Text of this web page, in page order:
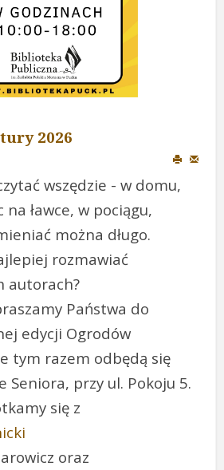
2026
wszędzie - w domu,
ławce, w pociągu,
można długo.
rozmawiać
autorach?
Państwa do
edycji Ogrodów
tym razem odbędą się
Seniora, przy ul. Pokoju 5.
się z
oraz